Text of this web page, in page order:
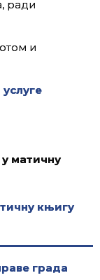
ради
и
матичну
књигу
града